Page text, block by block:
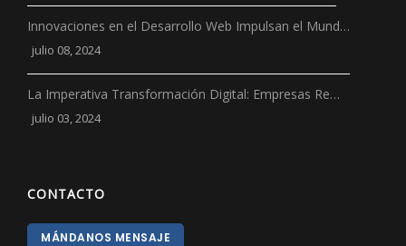
Innovaciones en el Desarrollo Web Impulsan el Mund…
julio 08, 2024
La Imperativa Transformación Digital: Empresas Re…
julio 03, 2024
CONTACTO
MÁNDANOS MENSAJE